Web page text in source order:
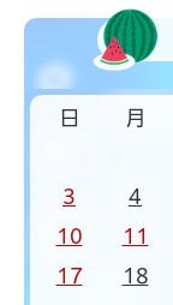
日 月
3 4
10 11
17 18